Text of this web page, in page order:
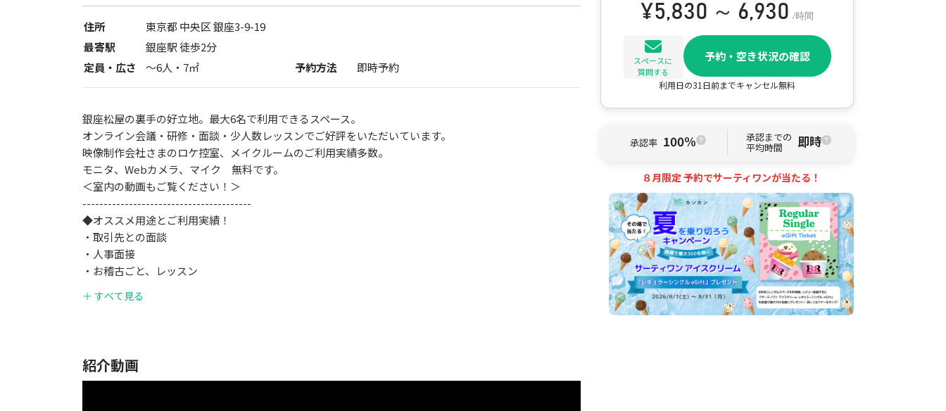
住所 東京都 中央区 銀座3-9-19
最寄駅
銀座駅 徒歩2分
定員・広さ
〜6人・ 7㎡ 予約方法 即時予約
銀座松屋の裏手の好立地。最大6名で利用できるスペース。
オンライン会議・研修・面談・少人数レッスンでご好評をいただいています。
映像制作会社さまのロケ控室、メイクルームのご利用実績多数。
モニタ、Webカメラ、マイク 無料です。
＜室内の動画もご覧ください！＞
----------------------------------------
◆オススメ用途とご利用実績！
・取引先との面談
・人事面接
・お稽古ごと、レッスン
・オンラインミーティング
・ご利用前、予約担当の方からの電話打合せに対応
＋ すべて見る
紹介動画
¥5,830 ～ 6,930 /時間
スペースに
質問する
予約・空き状況の確認
利用日の31日前までキャンセル無料
承認率 100% 承認までの
平均時間 即時
８月限定 予約でサーティワンが当たる！